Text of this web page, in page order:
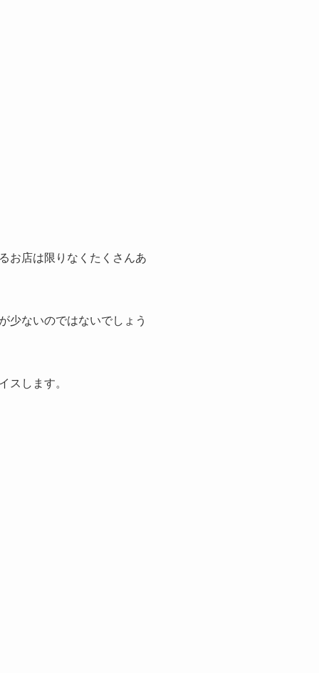
お店は限りなくたくさんあ
少ないのではないでしょう
スします。